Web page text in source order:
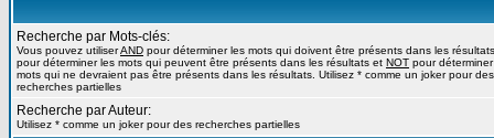
Recherche par Mots-clés:
Vous pouvez utiliserAND pour déterminer les mots qui doivent être présents dans les
pour déterminer les mots qui peuvent être présents dans les résultats et NOT pour
mots qui ne devraient pas être présents dans les résultats. Utilisez * comme un joker pour des
recherches partielles
Recherche par Auteur:
Utilisez * comme un joker pour des recherches partielles